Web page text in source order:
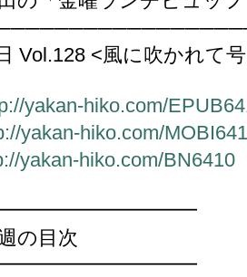
Vol.128 <風に吹かれて
yakan-hiko.com/
yakan-hiko.com/
yakan-hiko.com/BN6410
目次